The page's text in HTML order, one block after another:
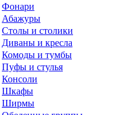
Фонари
Абажуры
Столы и столики
Диваны и кресла
Комоды и тумбы
Пуфы и стулья
Консоли
Шкафы
Ширмы